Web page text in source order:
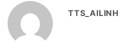
TTS_AILINH